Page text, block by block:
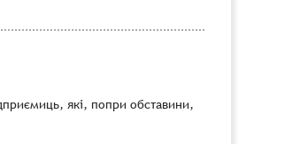
які, попри обставини,